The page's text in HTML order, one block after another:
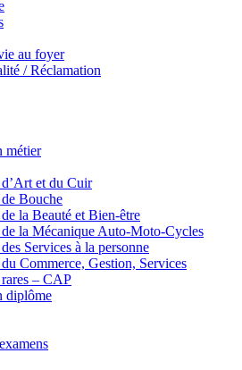
au foyer
/ Réclamation
métier
et du Cuir
Bouche
la Beauté et Bien-être
la Mécanique Auto-Moto-Cycles
Services à la personne
Commerce, Gestion, Services
– CAP
diplôme